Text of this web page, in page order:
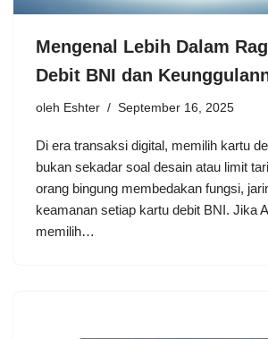
Mengenal Lebih Dalam
Debit BNI dan
oleh Eshter September 16, 2025
Di era transaksi digital, memilih kartu
bukan sekadar soal desain atau limit
orang bingung membedakan fungsi,
keamanan setiap kartu debit BNI. Jika
memilih…